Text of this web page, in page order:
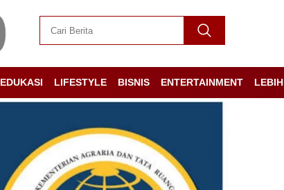
EDUKASI LIFESTYLE BISNIS ENTERTAINMENT LEBIH